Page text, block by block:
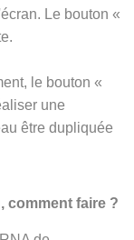
Le bouton «
le bouton «
une
être dupliquée
comment faire ?